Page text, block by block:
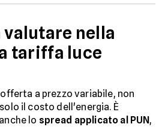
valutare nella
tariffa luce
a prezzo variabile, non
il costo dell'energia. È
lo spread applicato al PUN,